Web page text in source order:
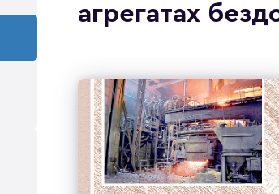
агрегатах